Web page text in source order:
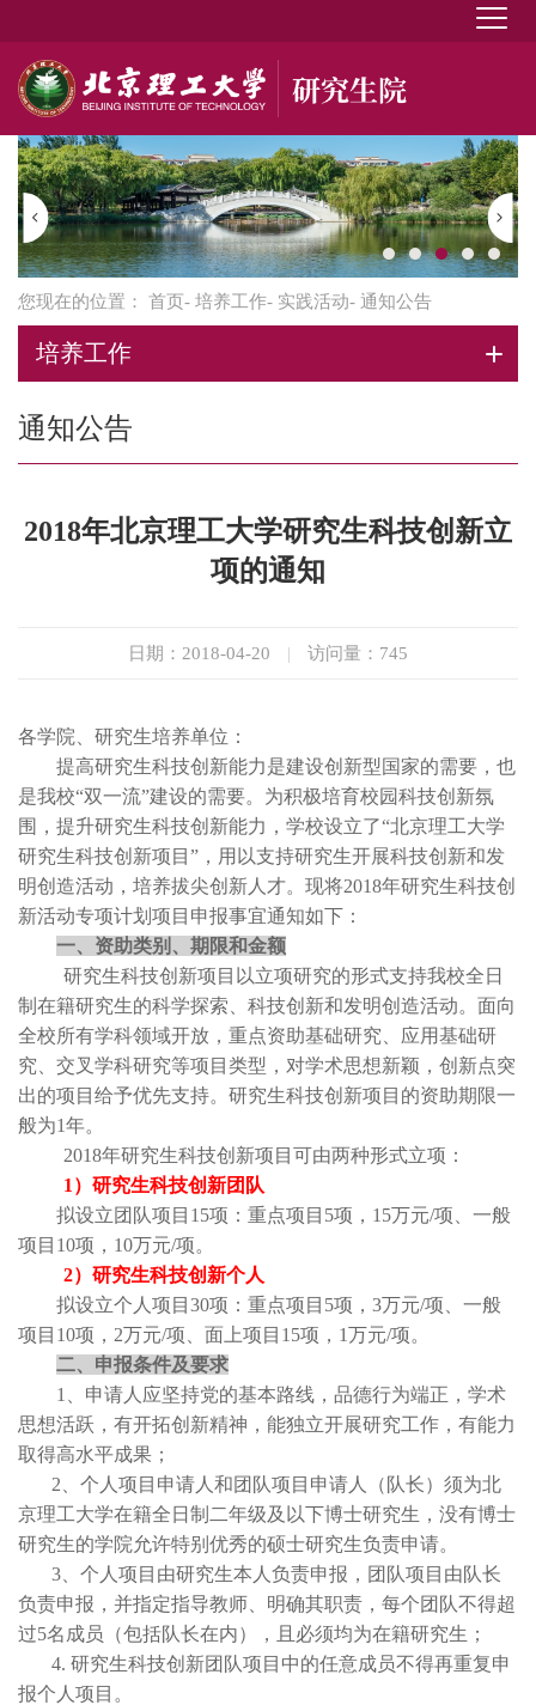
您现在的位置： 首页- 培养工作- 实践活动- 通知公告
培养工作
通知公告
2018年北京理工大学研究生科技创新立
项的通知
日期：2018-04-20 | 访问量： 745
各学院、研究生培养单位：
提高研究生科技创新能力是建设创新型国家的需要，也
是我校“双一流”建设的需要。为积极培育校园科技创新氛
围，提升研究生科技创新能力，学校设立了“北京理工大学
研究生科技创新项目”，用以支持研究生开展科技创新和发
明创造活动，培养拔尖创新人才。现将2018年研究生科技创
新活动专项计划项目申报事宜通知如下：
一、资助类别、期限和金额
研究生科技创新项目以立项研究的形式支持我校全日
制在籍研究生的科学探索、科技创新和发明创造活动。面向
全校所有学科领域开放，重点资助基础研究、应用基础研
究、交叉学科研究等项目类型，对学术思想新颖，创新点突
出的项目给予优先支持。研究生科技创新项目的资助期限一
般为1年。
2018年研究生科技创新项目可由两种形式立项：
1 ）研究生科技创新团队
拟设立团队项目 15项：重点项目 5项， 15万元/项、一般
项目 10项， 10万元/项。
2）研究生科技创新个人
拟设立个人项目 30项：重点项目 5项， 3万元/项、一般
项目 10项， 2万元/项、面上项目 15项， 1万元/项。
二、申报条件及要求
1
、申请人应坚持党的基本路线，品德行为端正，学术
思想活跃，有开拓创新精神，能独立开展研究工作，有能力
取得高水平成果；
2 、个人项目申请人和团队项目申请人（队长）须为北
京理工大学在籍全日制二年级及以下博士研究生，没有博士
研究生的学院允许特别优秀的硕士研究生负责申请。
3 、个人项目由研究生本人负责申报，团队项目由队长
负责申报，并指定指导教师、明确其职责，每个团队不得超
过5名成员（包括队长在内），且必须均为在籍研究生；
4. 研究生科技创新团队项目中的任意成员不得再重复申
报个人项目。